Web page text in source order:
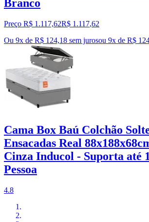
Branco
Preço R$ 1.117,62R$ 1.117,62
Ou 9x de R$ 124,18 sem jurosou 9x de R$
Cama Box Baú Colchão
Ensacadas Real
Cinza Inducol - Suporta até
Pessoa
4.8